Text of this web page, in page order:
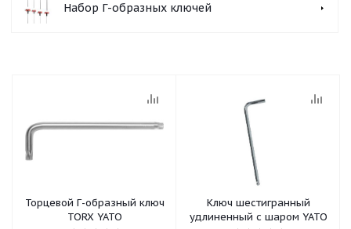
Набор Г-образных ключей
Торцевой Г-образный ключ
TORX YATO
Ключ шестигранный
удлиненный с шаром YATO